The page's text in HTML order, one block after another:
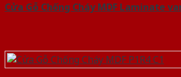
Cửa Gỗ Chống Cháy MDF Laminate